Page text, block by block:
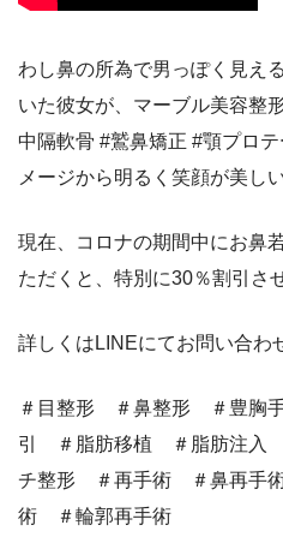
わし鼻の所為で男っぽく見え
いた彼女が、マーブル美容整
中隔軟骨 #鷲鼻矯正 #顎プロ
メージから明るく笑顔が美し
現在、コロナの期間中にお鼻
ただくと、特別に30％割引さ
詳しくはLINEにてお問い合わ
＃目整形 ＃鼻整形 ＃豊胸
引 ＃脂肪移植 ＃脂肪注入
チ整形 ＃再手術 ＃鼻再手
術 ＃輪郭再手術